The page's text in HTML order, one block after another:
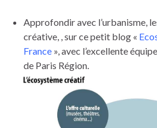
Approfondir avec l’urbanisme,
créative, , sur ce petit blog «
France », avec l’excellente
de Paris Région.